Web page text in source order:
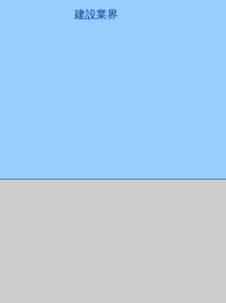
建設業界